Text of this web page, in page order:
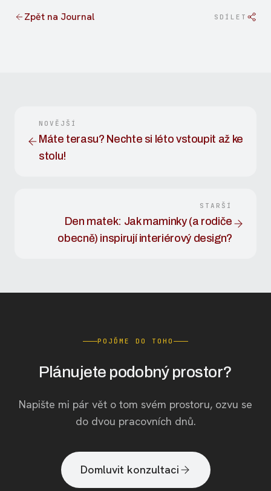
Zpět na Journal SDÍLET
NOVĚJŠÍ
Máte terasu? Nechte si léto vstoupit až ke
stolu!
STARŠÍ
Den matek: Jak maminky (a rodiče
obecně) inspirují interiérový design?
POJĎME DO TOHO
Plánujete podobný prostor?
Napište mi pár vět o tom svém prostoru, ozvu se
do dvou pracovních dnů.
Domluvit konzultaci